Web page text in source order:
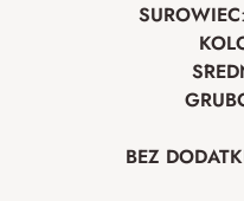
SUROWIEC
BEZ